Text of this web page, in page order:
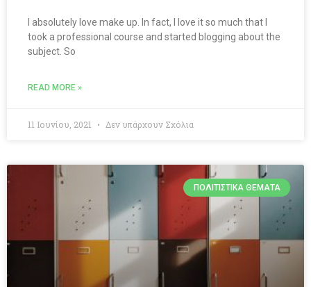
I absolutely love make up. In fact, I love it so much that I
took a professional course and started blogging about the
subject. So
READ MORE »
11 Ιουνίου, 2021 Δεν υπάρχουν Σχόλια
ΠΟΛΙΤΙΣΤΙΚΆ ΘΈΜΑΤΑ